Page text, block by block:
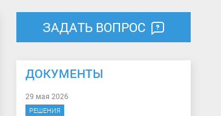
ЗАДАТЬ ВОПРОС
ДОКУМЕНТЫ
29 мая 2026
РЕШЕНИЯ